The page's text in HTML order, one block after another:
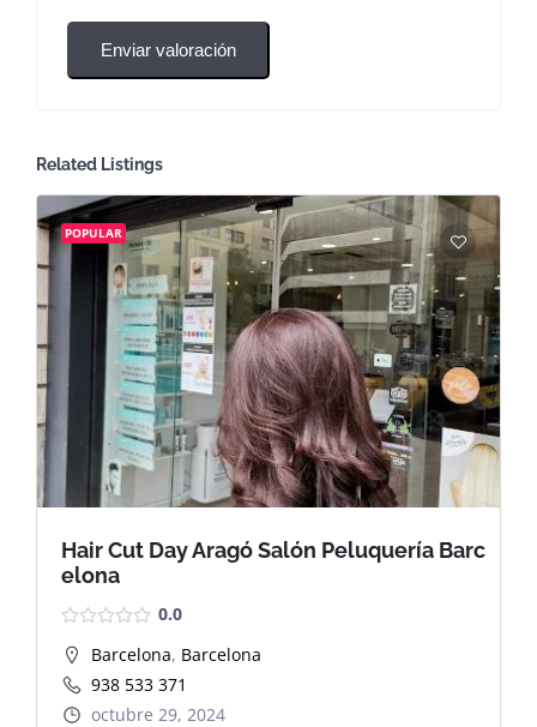
Enviar valoración
Related Listings
POPULAR
Hair Cut Day Aragó Salón Peluquería Barc
elona
0.0
Barcelona, Barcelona
938 533 371
octubre 29, 2024